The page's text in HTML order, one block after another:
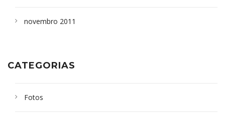
novembro 2011
CATEGORIAS
Fotos